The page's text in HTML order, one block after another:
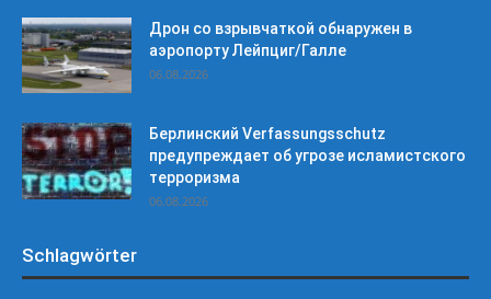
Дрон со взрывчаткой обнаружен в
аэропорту Лейпциг/Галле
06.08.2026
Берлинский Verfassungsschutz
предупреждает об угрозе исламистского
терроризма
06.08.2026
Schlagwörter